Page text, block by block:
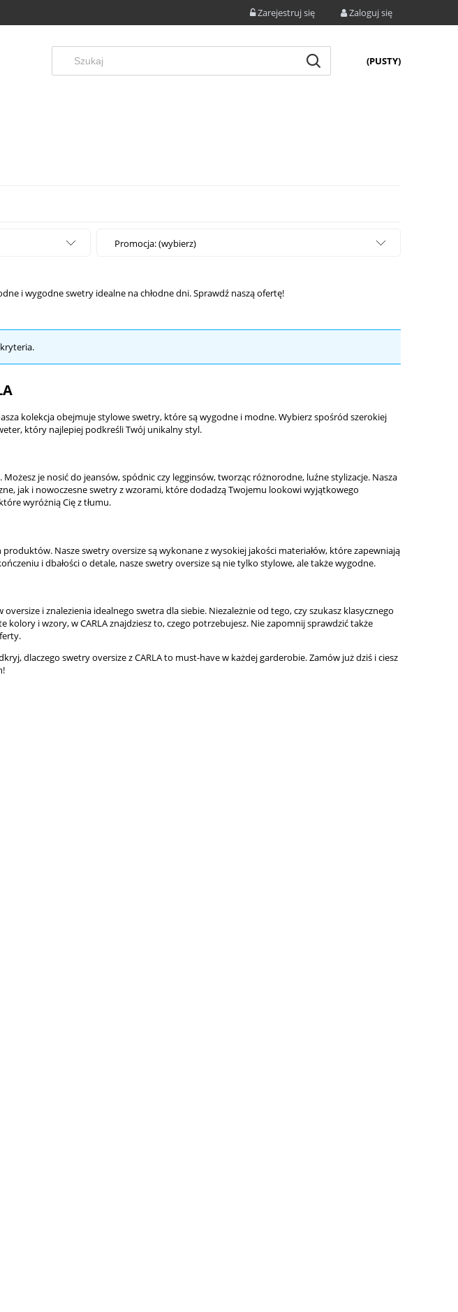
Zarejestruj się Zaloguj się
(PUSTY)
Promocja: (wybierz)
i wygodne swetry idealne na chłodne dni. Sprawdź naszą ofertę!
kolekcja obejmuje stylowe swetry, które są wygodne i modne. Wybierz spośród szerokiej
który najlepiej podkreśli Twój unikalny styl.
je nosić do jeansów, spódnic czy legginsów, tworząc różnorodne, luźne stylizacje. Nasza
, jak i nowoczesneswetry z wzorami, które dodadzą Twojemu lookowi wyjątkowego
wyróżnią Cię z tłumu.
produktów. Nasze swetry oversize są wykonane z wysokiej jakości materiałów, które zapewniają
i dbałości o detale, nasze swetry oversize są nie tylko stylowe, ale także wygodne.
i znalezienia idealnego swetra dla siebie. Niezależnie od tego, czy szukasz klasycznego
kolory i wzory, w CARLA znajdziesz to, czego potrzebujesz. Nie zapomnij sprawdzić także
dlaczego swetry oversize z CARLA to must-have w każdej garderobie. Zamów już dziś i ciesz